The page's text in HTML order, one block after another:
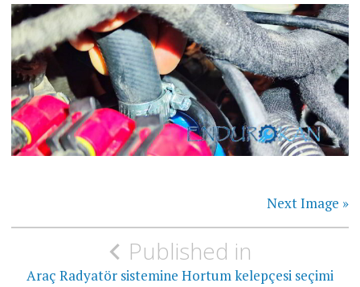
Next Image »
Yazı
gezinmesiPublished in
Araç Radyatör sistemine Hortum kelepçesi seçimi